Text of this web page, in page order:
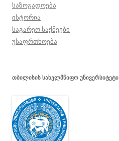
საზოგადოება
ისტორია
საგარეო საქმეები
უსაფრთხოება
ᲗᲑᲘᲚᲘᲡᲘᲡ ᲡᲐᲮᲔᲚᲛᲬᲘᲤᲝ ᲣᲜᲘᲕᲔᲠᲡᲘᲢᲔᲢᲘ